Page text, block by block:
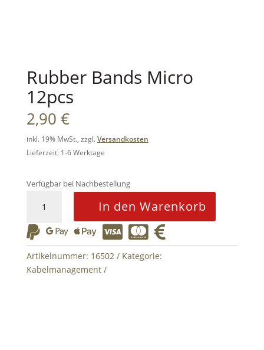
Rubber Bands Micro
12pcs
2,90 €
inkl. 19% MwSt., zzgl.Versandkosten
Lieferzeit: 1-6 Werktage
Verfügbar bei Nachbestellung
Bands
Micro
12pcs
Menge
In den Warenkorb
     
Artikelnummer: 16502
Kategorie:
Kabelmanagement